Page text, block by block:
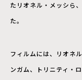
たリオネル・メッシら
た。
フィルムには、リオネ
ンガム、トリニティ・